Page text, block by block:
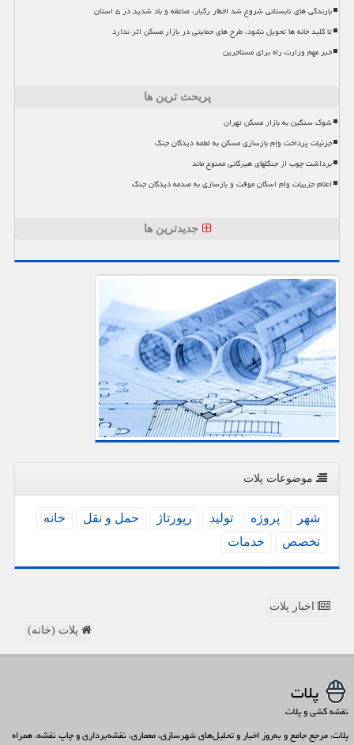
بارندگی های تابستانی شروع شد اخطار رگبار، صاعقه و باد شدید در ۵ استان
تا کلید خانه ها تحویل نشود، طرح های حمایتی در بازار مسکن اثر ندارد
خبر مهم وزارت راه برای مستاجرین
پربحث ترین ها
شوک سنگین به بازار مسکن تهران
جزئیات پرداخت وام بازسازی مسکن به لطمه دیدگان جنگ
برداشت چوب از جنگلهای هیرکانی ممنوع ماند
اعلام جزییات وام اسکان موقت و بازسازی به صدمه دیدگان جنگ
جدیدترین ها
موضوعات پلات
شهر پروژه تولید رپورتاژ حمل و نقل
خانه
تخصص
خدمات
اخبار پلات
پلات (خانه)
پلات
نقشه کشی و پلات
پلات، مرجع جامع و به‌روز اخبار و تحلیل‌های شهرسازی، معماری، نقشه‌برداری و چاپ نقشه، همراه